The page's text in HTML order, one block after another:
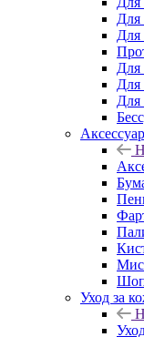
Для
Для
Для
Для
Для
Уход за